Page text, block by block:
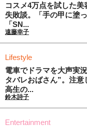
コスメ4万点を試した美
失敗談。「手の甲に塗っ
「SN...
遠藤幸子
Lifestyle
電車でドラマを大声実
タバレおばさん”。注意
高生の...
鈴木詩子
Entertainment